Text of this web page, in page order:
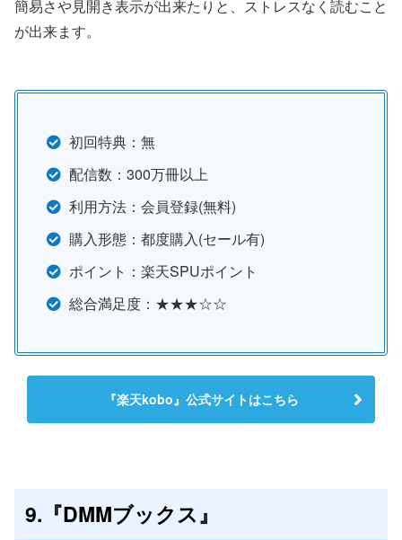
簡易さや見開き表示が出来たりと、ストレスなく読むこと
が出来ます。
初回特典：無
配信数：300万冊以上
利用方法：会員登録(無料)
購入形態：都度購入(セール有)
ポイント：楽天SPUポイント
総合満足度：★★★☆☆
『楽天kobo』公式サイトはこちら
9.『DMMブックス』